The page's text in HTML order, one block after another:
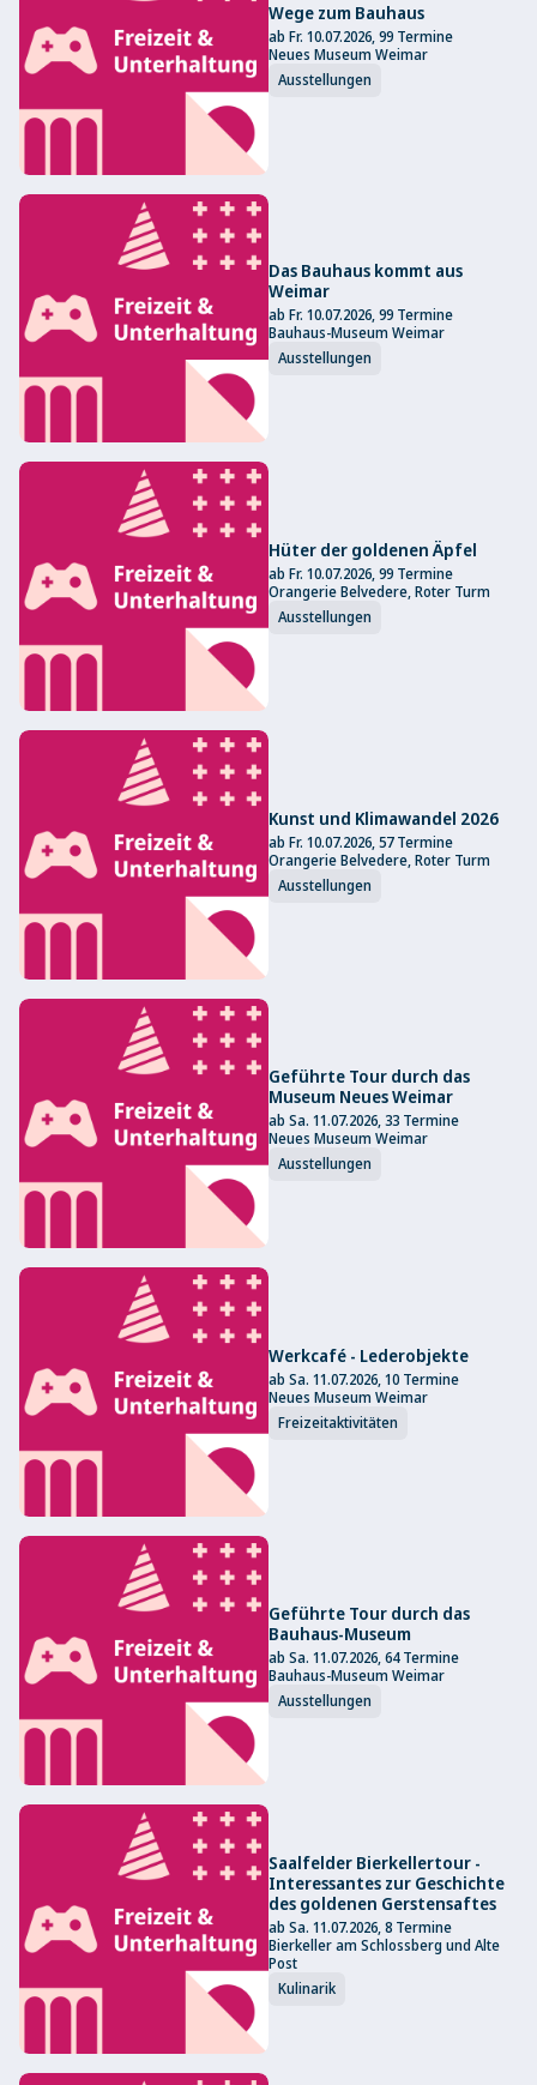
Wege zum Bauhaus
ab Fr. 10.07.2026, 99 Termine
Neues Museum Weimar
Ausstellungen
Das Bauhaus kommt aus
Weimar
ab Fr. 10.07.2026, 99 Termine
Bauhaus-Museum Weimar
Ausstellungen
Hüter der goldenen Äpfel
ab Fr. 10.07.2026, 99 Termine
Orangerie Belvedere, Roter Turm
Ausstellungen
Kunst und Klimawandel 2026
ab Fr. 10.07.2026, 57 Termine
Orangerie Belvedere, Roter Turm
Ausstellungen
Geführte Tour durch das
Museum Neues Weimar
ab Sa. 11.07.2026, 33 Termine
Neues Museum Weimar
Ausstellungen
Werkcafé - Lederobjekte
ab Sa. 11.07.2026, 10 Termine
Neues Museum Weimar
Freizeitaktivitäten
Geführte Tour durch das
Bauhaus-Museum
ab Sa. 11.07.2026, 64 Termine
Bauhaus-Museum Weimar
Ausstellungen
Saalfelder Bierkellertour -
Interessantes zur Geschichte
des goldenen Gerstensaftes
ab Sa. 11.07.2026, 8 Termine
Bierkeller am Schlossberg und Alte
Post
Kulinarik